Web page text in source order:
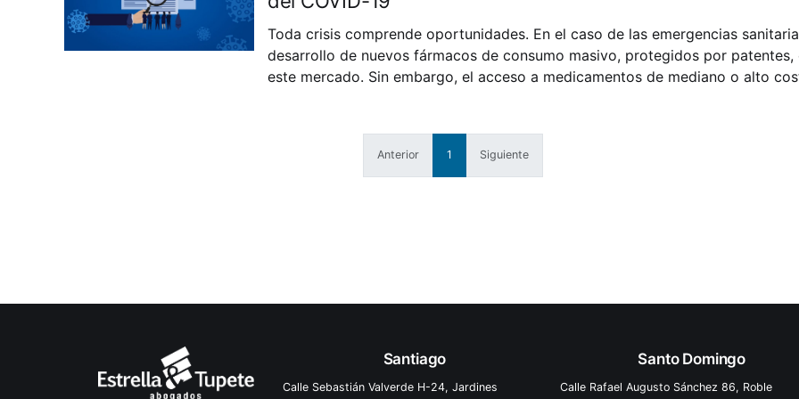
Toda crisis comprende oportunidades. En el caso de las emergencias
desarrollo de nuevos fármacos de consumo masivo, protegidos por patentes,
este mercado. Sin embargo, el acceso a medicamentos de mediano o alto
Anterior 1 Siguiente
Santiago
Calle Sebastián Valverde H-24, Jardines
Santo Domingo
Calle Rafael Augusto Sánchez 86, Roble